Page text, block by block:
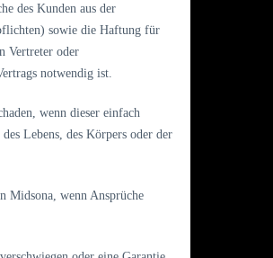
des Kunden aus der
sowie die Haftung für
Vertreter oder
notwendig ist.
wenn dieser einfach
Lebens, des Körpers oder der
Midsona, wenn Ansprüche